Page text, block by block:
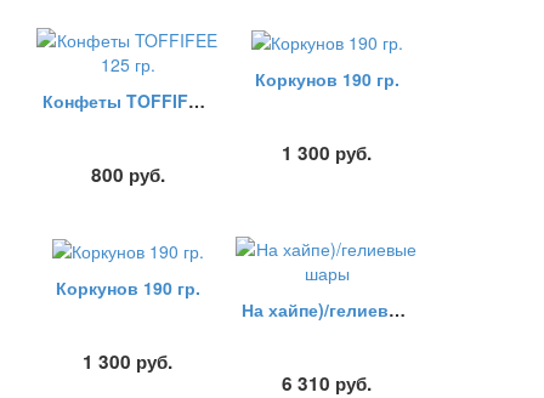
Конфеты TOFFIFEE 125 гр.
800 руб.
Коркунов 190 гр.
1 300 руб.
Коркунов 190 гр.
1 300 руб.
На хайпе)/гелиевые шары
6 310 руб.